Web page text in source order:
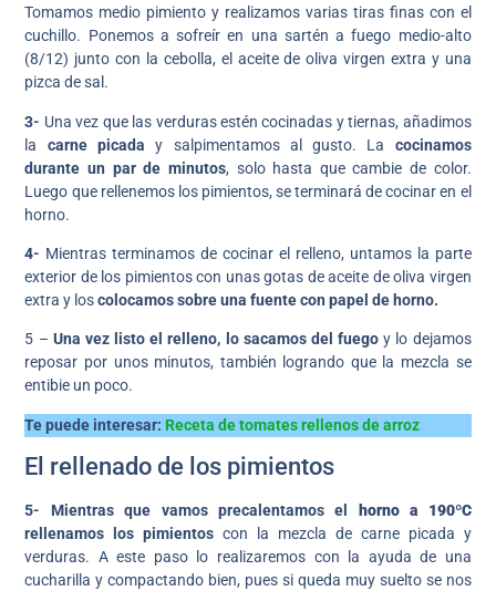
Tomamos medio pimiento y realizamos varias tiras finas con el
cuchillo. Ponemos a sofreír en una sartén a fuego medio-alto
(8/12) junto con la cebolla, el aceite de oliva virgen extra y una
pizca de sal.
3- Una vez que las verduras estén cocinadas y tiernas, añadimos
la carne picada y salpimentamos al gusto. La cocinamos
durante un par de minutos, solo hasta que cambie de color.
Luego que rellenemos los pimientos, se terminará de cocinar en el
horno.
4- Mientras terminamos de cocinar el relleno, untamos la parte
exterior de los pimientos con unas gotas de aceite de oliva virgen
extra y loscolocamos sobre una fuente con papel de horno.
5 – Una vez listo el relleno, lo sacamos del fuego y lo dejamos
reposar por unos minutos, también logrando que la mezcla se
entibie un poco.
Te puede interesar: Receta de tomates rellenos de arroz
El rellenado de los pimientos
5- Mientras que vamos precalentamos el
horno a 190ºC
rellenamos los pimientos con la mezcla de carne picada y
verduras. A este paso lo realizaremos con la ayuda de una
cucharilla y compactando bien, pues si queda muy suelto se nos